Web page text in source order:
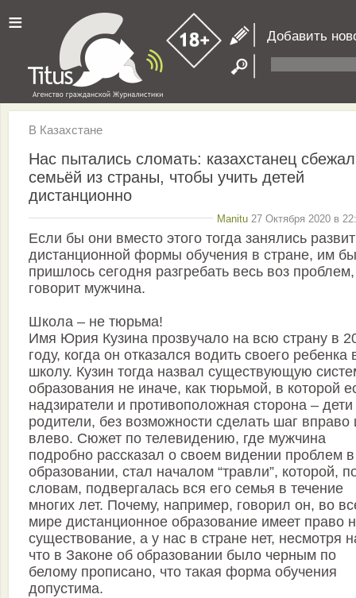
≡ Добавить
В Казахстане
Нас пытались сломать: казахстанец
семьёй из страны, чтобы учить детей
дистанционно
Manitu 27 Октября 2020 в
Если бы они вместо этого тогда занялись
дистанционной формы обучения в стране, им
пришлось сегодня разгребать весь воз проблем,
говорит мужчина.
Школа – не тюрьма!
Имя Юрия Кузина прозвучало на всю страну в
году, когда он отказался водить своего ребенка
школу. Кузин тогда назвал существующую
образования не иначе, как тюрьмой, в которой
надзиратели и противоположная сторона – дети
родители, без возможности сделать шаг вправо
влево. Сюжет по телевидению, где мужчина
подробно рассказал о своем видении проблем в
образовании, стал началом “травли”, которой,
словам, подвергалась вся его семья в течение
многих лет. Почему, например, говорил он, во
мире дистанционное образование имеет право
существование, а у нас в стране нет, несмотря
что в Законе об образовании было черным по
белому прописано, что такая форма обучения
допустима.